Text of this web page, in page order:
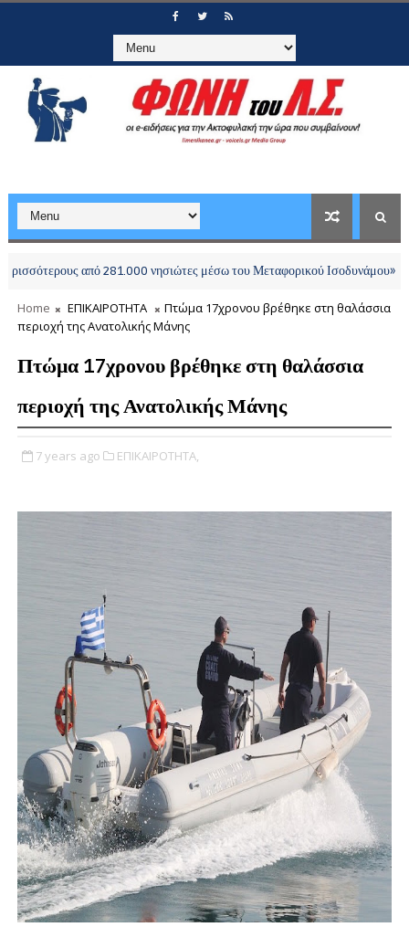
από 281.000 νησιώτες μέσω του Μεταφορικού Ισοδυνάμου»
Home ΕΠΙΚΑΙΡΟΤΗΤΑ
Πτώμα 17χρονου βρέθηκε στη θαλάσσια
περιοχή της Ανατολικής Μάνης
Πτώμα 17χρονου βρέθηκε στη θαλάσσια
περιοχή της Ανατολικής Μάνης
7 years ago ΕΠΙΚΑΙΡΟΤΗΤΑ,